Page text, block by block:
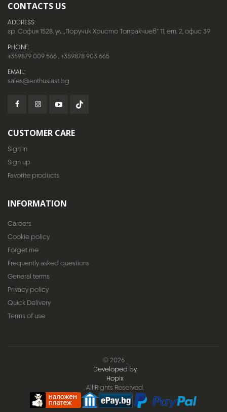
CONTACTS US
ADDRESS:
гр. София 1528, ул. „Поручик Христо Топракчиев“ 11, ет. 2, офис 39
PHONE:
+359879 009 566,+359878 903 665
EMAIL:
sales@enthusiast.bg
CUSTOMER CARE
Sign In
Sign up
Favorite products
INFORMATION
Careers
Cookie policy
Forget me
Frequently asked questions
General terms
Privacy policy
Quick Delivery
Terms of use
© 2026
Developed by
Hopix
. All Rights Reserved.